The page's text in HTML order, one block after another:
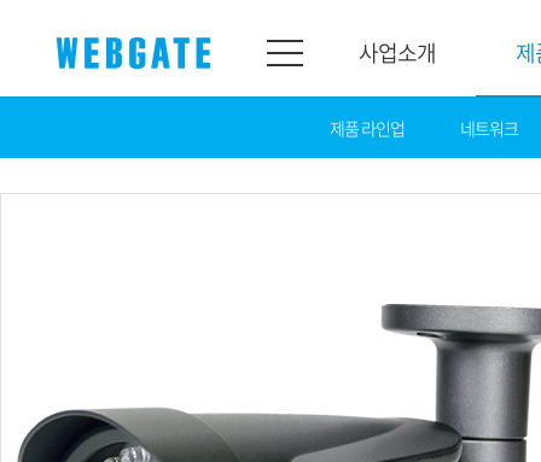
홍보센터
공지
제품소개
EX-SDI / HD-SDI
DVR
카메라
사업소개
제품 라인업 네트워크